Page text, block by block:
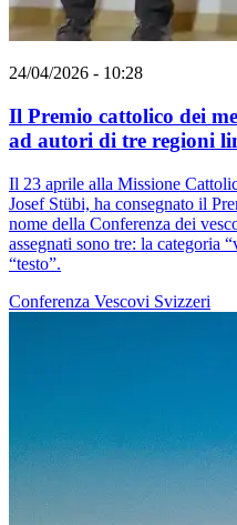
24/04/2026 - 10:28
Il Premio cattolico dei
ad autori di tre regioni
Il 23 aprile alla Missione
Josef Stübi, ha consegnato il
nome della Conferenza dei
assegnati sono tre: la categoria
“testo”.
Conferenza Vescovi Svizzeri